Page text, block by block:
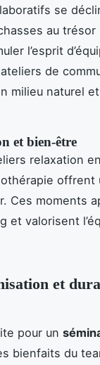
se
au
l’esprit
de
milieu naturel
et bien-être
relaxation
Ces moments
et valorisent
et
pour un
bienfaits du